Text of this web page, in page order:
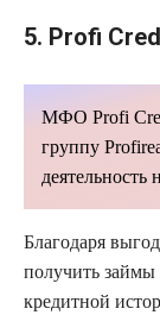
5. Profi
МФО Profi
группу
деятельность
Благодаря
получить
кредитной